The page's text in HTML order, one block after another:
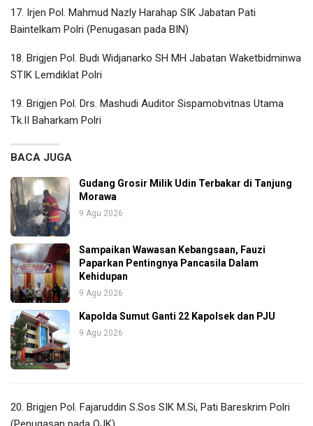
17. Irjen Pol. Mahmud Nazly Harahap SIK Jabatan Pati
Baintelkam Polri (Penugasan pada BIN)
18. Brigjen Pol. Budi Widjanarko SH MH Jabatan Waketbidminwa
STIK Lemdiklat Polri
19. Brigjen Pol. Drs. Mashudi Auditor Sispamobvitnas Utama
Tk.II Baharkam Polri
BACA JUGA
Gudang Grosir Milik Udin Terbakar di Tanjung
Morawa
9 Agu 2026
Sampaikan Wawasan Kebangsaan, Fauzi
Paparkan Pentingnya Pancasila Dalam
Kehidupan
9 Agu 2026
Kapolda Sumut Ganti 22 Kapolsek dan PJU
9 Agu 2026
20. Brigjen Pol. Fajaruddin S.Sos SIK M.Si, Pati Bareskrim Polri